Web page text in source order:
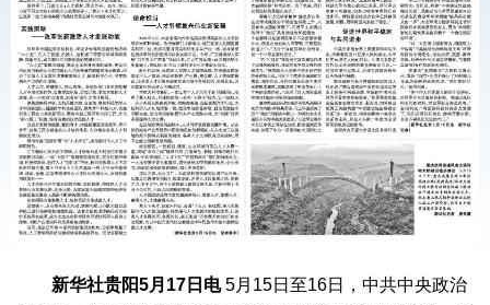
新华社贵阳5月17日电5月15日至16日，中共中央政治